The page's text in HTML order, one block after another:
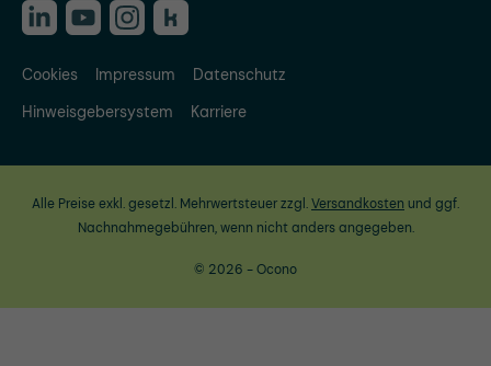
Cookies Impressum
Datenschutz
Hinweisgebersystem
Karriere
Alle Preise exkl. gesetzl. Mehrwertsteuer zzgl.Versandkosten und ggf.
Nachnahmegebühren, wenn nicht anders angegeben.
© 2026 - Ocono